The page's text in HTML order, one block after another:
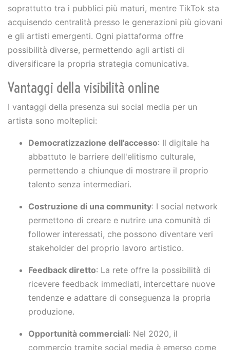
soprattutto tra i pubblici più maturi, mentre TikTok sta
acquisendo centralità presso le generazioni più giovani
e gli artisti emergenti. Ogni piattaforma offre
possibilità diverse, permettendo agli artisti di
diversificare la propria strategia comunicativa.
Vantaggi della visibilità online
I vantaggi della presenza sui social media per un
artista sono molteplici:
Democratizzazione dell'accesso: Il digitale ha
abbattuto le barriere dell'elitismo culturale,
permettendo a chiunque di mostrare il proprio
talento senza intermediari.
Costruzione di una community: I social network
permettono di creare e nutrire una comunità di
follower interessati, che possono diventare veri
stakeholder del proprio lavoro artistico.
Feedback diretto: La rete offre la possibilità di
ricevere feedback immediati, intercettare nuove
tendenze e adattare di conseguenza la propria
produzione.
Opportunità commerciali: Nel 2020, il
commercio tramite social media è emerso come